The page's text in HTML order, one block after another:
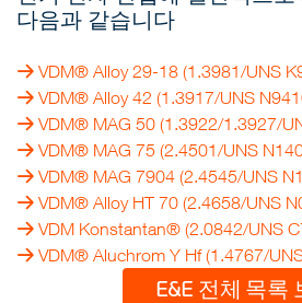
다음과 같습니다
VDM® Alloy 29-18 (1.3981/UNS
VDM® Alloy 42 (1.3917/UNS
VDM® MAG 50(1.3922/1.3927/
VDM® MAG 75(2.4501/UNS
VDM® MAG 7904(2.4545/UNS
VDM® Alloy HT 70 (2.4658/UNS
VDM Konstantan® (2.0842/UNS
VDM® Aluchrom Y Hf(1.4767/
E&E 전체 목록